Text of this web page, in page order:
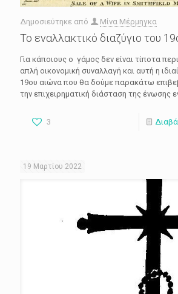
Δημοσιεύτηκε από Μίνα Μέρμηγκα
Το εναλλακτικό διαζύγιο του
Για κάποιους ο γάμος δεν είναι τίποτα
απλή οικονομική συναλλαγή και αυτή η
19ου αιώνα που θα δούμε παρακάτω
την επιχειρηματική διάσταση της ένωσης
3
19 Μαρτίου 2022